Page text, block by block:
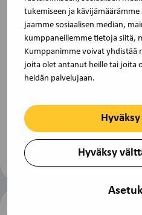
tukemiseen ja kävijämäärämme
jaamme sosiaalisen median,
kumppaneillemme tietoja siitä,
Kumppanimme voivat
joita olet antanut heille tai joita
heidän palvelujaan.
Hyväksy
Voit perua osallistumisen
koulutuksen alkua. Jos perut
lainkaan, veloitamme
Lisätietoja
opintokeskus.fi tai soita (09)